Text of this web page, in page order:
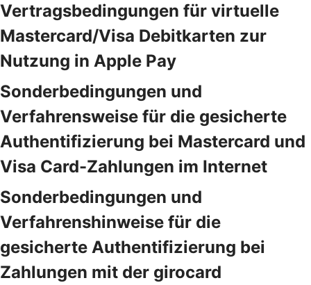
Vertragsbedingungen für virtuelle
Mastercard/Visa Debitkarten zur
Nutzung in Apple Pay
Sonderbedingungen und
Verfahrensweise für die gesicherte
Authentifizierung bei Mastercard und
Visa Card-Zahlungen im Internet
Sonderbedingungen und
Verfahrenshinweise für die
gesicherte Authentifizierung bei
Zahlungen mit der girocard